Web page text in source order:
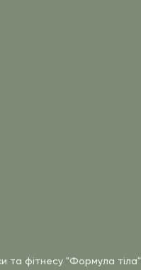
та фітнесу "Формула тіла"